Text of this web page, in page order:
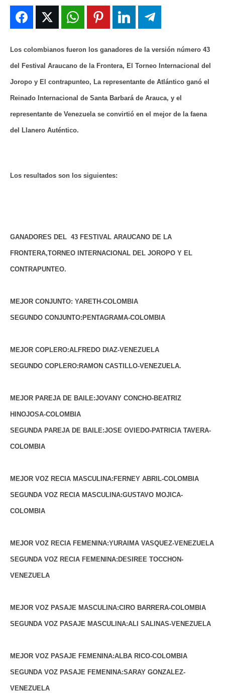
DEPORTES
EN VIVO
NOSOTROS
PUATE CON NOSOTROS
DEPORTES
EN VIVO
NOSOTROS
PUATE CON NOSOTROS
DEPORTES
EN VIVO
NOSOTROS
PUATE CON NOSOTROS
DEPORTES
EN VIVO
NOSOTROS
PUATE CON NOSOTROS
Los colombianos fueron los ganadores de la versión número 43
del Festival Araucano de la Frontera, El Torneo Internacional del
Joropo y El contrapunteo, La representante de Atlántico ganó el
Reinado Internacional de Santa Barbará de Arauca, y el
representante de Venezuela se convirtió en el mejor de la faena
del Llanero Auténtico.
Los resultados son los siguientes:
GANADORES DEL 43 FESTIVAL ARAUCANO DE LA
FRONTERA,TORNEO INTERNACIONAL DEL JOROPO Y EL
CONTRAPUNTEO.
MEJOR CONJUNTO: YARETH-COLOMBIA
SEGUNDO CONJUNTO:PENTAGRAMA-COLOMBIA
MEJOR COPLERO:ALFREDO DIAZ-VENEZUELA
SEGUNDO COPLERO:RAMON CASTILLO-VENEZUELA.
MEJOR PAREJA DE BAILE:JOVANY CONCHO-BEATRIZ
HINOJOSA-COLOMBIA
SEGUNDA PAREJA DE BAILE:JOSE OVIEDO-PATRICIA TAVERA-
COLOMBIA
MEJOR VOZ RECIA MASCULINA:FERNEY ABRIL-COLOMBIA
SEGUNDA VOZ RECIA MASCULINA:GUSTAVO MOJICA-
COLOMBIA
MEJOR VOZ RECIA FEMENINA:YURAIMA VASQUEZ-VENEZUELA
SEGUNDA VOZ RECIA FEMENINA:DESIREE TOCCHON-
VENEZUELA
MEJOR VOZ PASAJE MASCULINA:CIRO BARRERA-COLOMBIA
SEGUNDA VOZ PASAJE MASCULINA:ALI SALINAS-VENEZUELA
MEJOR VOZ PASAJE FEMENINA:ALBA RICO-COLOMBIA
SEGUNDA VOZ PASAJE FEMENINA:SARAY GONZALEZ-
VENEZUELA